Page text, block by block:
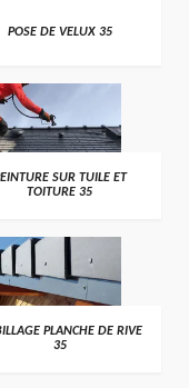
POSE DE VELUX 35
SUR TUILE ET
TOITURE 35
PLANCHE DE RIVE
35